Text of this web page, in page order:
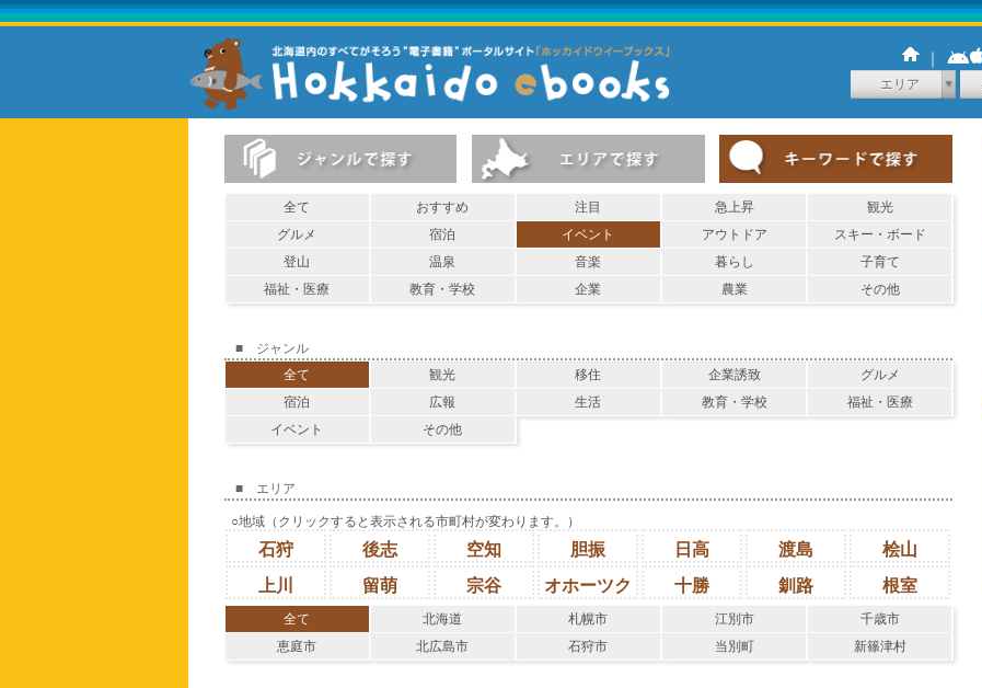
｜
エリア
全て おすすめ 注目 急上昇
観光
グルメ
宿泊 イベント アウトドア
スキー・ボード
登山
温泉 音楽 暮らし
子育て
福祉・医療
教育・学校 企業 農業 その他
■ ジャンル
全て
観光 移住 企業誘致
グルメ
宿泊
広報 生活 教育・学校
福祉・医療
イベント
その他
■ エリア
○地域（クリックすると表示される市町村が変わります。）
石狩 後志 空知 胆振 日高 渡島
桧山
上川
留萌 宗谷 オホーツク 十勝 釧路 根室
全て 北海道 札幌市 江別市
千歳市
恵庭市
北広島市 石狩市 当別町 新篠津村